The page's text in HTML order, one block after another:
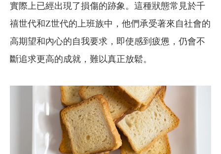
實際上已經出現了損傷的跡象。這種狀態常見於千
禧世代和Z世代的上班族中，他們承受著來自社會的
高期望和內心的自我要求，即使感到疲憊，仍會不
斷追求更高的成就，難以真正放鬆。